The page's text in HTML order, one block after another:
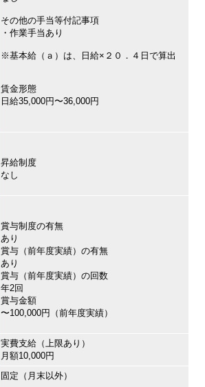
その他の手当等付記事項
・作業手当あり
※基本給（ａ）は、日給×２０．４日で算出
賃金形態
日給35,000円〜36,000円
昇給制度
なし
賞与制度の有無
あり
賞与（前年度実績）の有無
あり
賞与（前年度実績）の回数
年2回
賞与金額
〜100,000円（前年度実績）
実費支給（上限あり）
月額10,000円
固定（月末以外）